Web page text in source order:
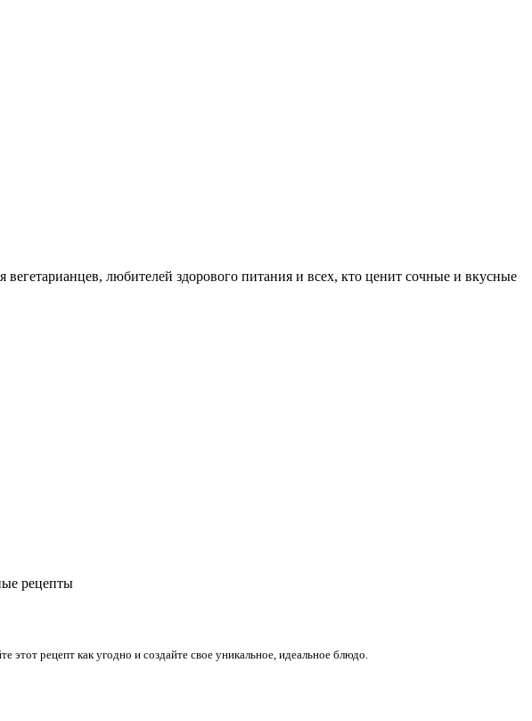
любителей здорового питания и всех, кто ценит сочные и вкусные
рецепты
рецепт как угодно и создайте свое уникальное, идеальное блюдо.